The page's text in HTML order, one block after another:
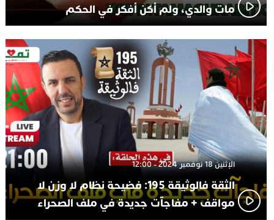
مات والدي، ولم أكن أفكر في الحكم
الإثنين 18 نوفمبر 2024 - 12:00
الثقة فالوثيقة 195: فضيحة نظام لا وزن لا
مواقف + مفاجآت جديدة في ملف الصحراء